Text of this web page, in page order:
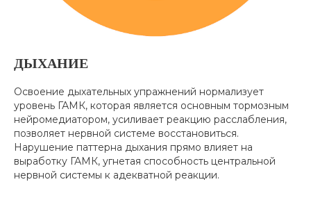
ДЫХАНИЕ
Освоение дыхательных упражнений нормализует
уровень ГАМК, которая является основным тормозным
нейромедиатором, усиливает реакцию расслабления,
позволяет нервной системе восстановиться.
Нарушение паттерна дыхания прямо влияет на
выработку ГАМК, угнетая способность центральной
нервной системы к адекватной реакции.